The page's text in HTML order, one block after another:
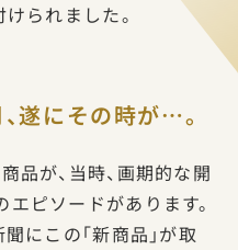
られました。
遂にその時が…。
品が、当時、画期的な開
ピソードがあります。
にこの「新商品」が取